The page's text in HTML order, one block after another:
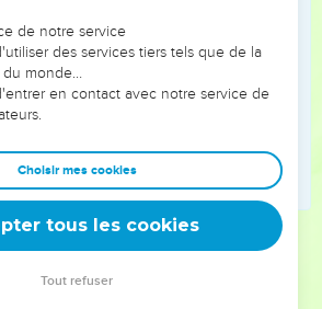
à la montagne, où ils restèrent
que ceux qui les poursuivaient soient
les cherchèrent dans
les trouver.
redescendirent de la montagne et
Ils vinrent vers Josué, fils de Nun, et
qui leur était arrivé.
certain, l'Eternel a livré tout le pays
de notre service
des services tiers tels que de la
du monde…
en contact avec notre service de
Choisir mes cookies
tous les cookies
Tout refuser